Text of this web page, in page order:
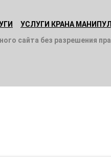
УСЛУГИ КРАНА
сайта без разрешения